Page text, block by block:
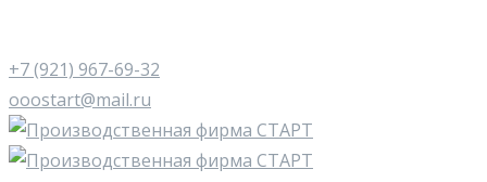
+7 (921) 967-69-32
ooostart@mail.ru